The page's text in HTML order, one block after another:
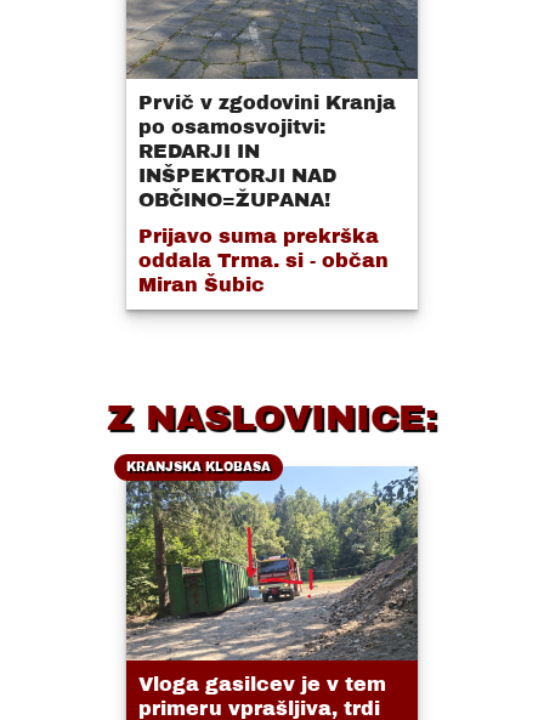
Prvič v zgodovini Kranja
po osamosvojitvi:
REDARJI IN
INŠPEKTORJI NAD
OBČINO=ŽUPANA!
Prijavo suma prekrška
oddala Trma. si - občan
Miran Šubic
Z NASLOVINICE:
KRANJSKA KLOBASA
Vloga gasilcev je v tem
primeru vprašljiva, trdi